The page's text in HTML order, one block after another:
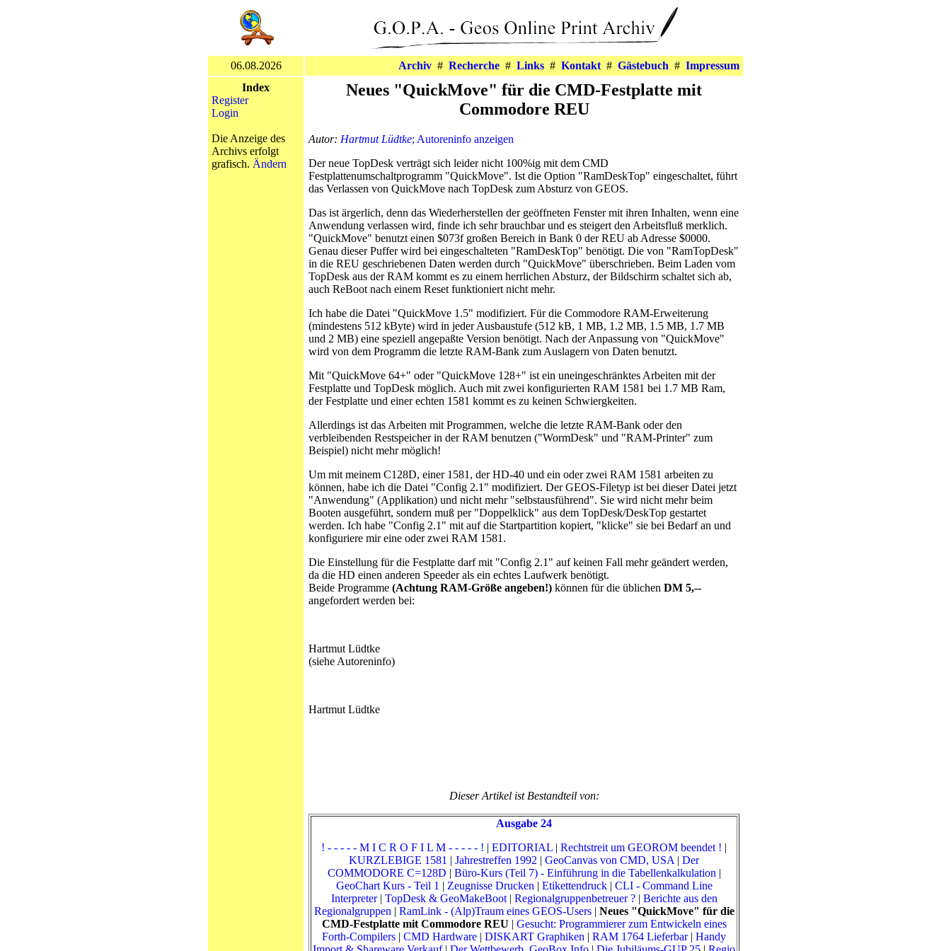
06.08.2026 Archiv # Recherche # Links # Kontakt # Gästebuch # Impressum
Index
Register
Login
Die Anzeige des
Archivs erfolgt
grafisch. Ändern
Neues "QuickMove" für die CMD-Festplatte mit
Commodore REU
Autor: Hartmut Lüdtke; Autoreninfo anzeigen
Der neue TopDesk verträgt sich leider nicht 100%ig mit dem CMD
Festplattenumschaltprogramm "QuickMove". Ist die Option "RamDeskTop" eingeschaltet, führt
das Verlassen von QuickMove nach TopDesk zum Absturz von GEOS.
Das ist ärgerlich, denn das Wiederherstellen der geöffneten Fenster mit ihren Inhalten, wenn eine
Anwendung verlassen wird, finde ich sehr brauchbar und es steigert den Arbeitsfluß merklich.
"QuickMove" benutzt einen $073f großen Bereich in Bank 0 der REU ab Adresse $0000.
Genau dieser Puffer wird bei eingeschalteten "RamDeskTop" benötigt. Die von "RamTopDesk"
in die REU geschriebenen Daten werden durch "QuickMove" überschrieben. Beim Laden vom
TopDesk aus der RAM kommt es zu einem herrlichen Absturz, der Bildschirm schaltet sich ab,
auch ReBoot nach einem Reset funktioniert nicht mehr.
Ich habe die Datei "QuickMove 1.5" modifiziert. Für die Commodore RAM-Erweiterung
(mindestens 512 kByte) wird in jeder Ausbaustufe (512 kB, 1 MB, 1.2 MB, 1.5 MB, 1.7 MB
und 2 MB) eine speziell angepaßte Version benötigt. Nach der Anpassung von "QuickMove"
wird von dem Programm die letzte RAM-Bank zum Auslagern von Daten benutzt.
Mit "QuickMove 64+" oder "QuickMove 128+" ist ein uneingeschränktes Arbeiten mit der
Festplatte und TopDesk möglich. Auch mit zwei konfigurierten RAM 1581 bei 1.7 MB Ram,
der Festplatte und einer echten 1581 kommt es zu keinen Schwiergkeiten.
Allerdings ist das Arbeiten mit Programmen, welche die letzte RAM-Bank oder den
verbleibenden Restspeicher in der RAM benutzen ("WormDesk" und "RAM-Printer" zum
Beispiel) nicht mehr möglich!
Um mit meinem C128D, einer 1581, der HD-40 und ein oder zwei RAM 1581 arbeiten zu
können, habe ich die Datei "Config 2.1" modifiziert. Der GEOS-Filetyp ist bei dieser Datei jetzt
"Anwendung" (Applikation) und nicht mehr "selbstausführend". Sie wird nicht mehr beim
Booten ausgeführt, sondern muß per "Doppelklick" aus dem TopDesk/DeskTop gestartet
werden. Ich habe "Config 2.1" mit auf die Startpartition kopiert, "klicke" sie bei Bedarf an und
konfiguriere mir eine oder zwei RAM 1581.
Die Einstellung für die Festplatte darf mit "Config 2.1" auf keinen Fall mehr geändert werden,
da die HD einen anderen Speeder als ein echtes Laufwerk benötigt.
Beide Programme (Achtung RAM-Größe angeben!) können für die üblichen DM 5,--
angefordert werden bei:
Hartmut Lüdtke
(siehe Autoreninfo)
Hartmut Lüdtke
Dieser Artikel ist Bestandteil von:
Ausgabe 24
! - - - - - M I C R O F I L M - - - - - ! | EDITORIAL | Rechtstreit um GEOROM beendet ! |
KURZLEBIGE 1581 | Jahrestreffen 1992 | GeoCanvas von CMD, USA | Der
COMMODORE C=128D | Büro-Kurs (Teil 7) - Einführung in die Tabellenkalkulation |
GeoChart Kurs - Teil 1 | Zeugnisse Drucken | Etikettendruck| CLI - Command Line
Interpreter| TopDesk & GeoMakeBoot| Regionalgruppenbetreuer ?| Berichte aus den
Regionalgruppen | RamLink - (Alp)Traum eines GEOS-Users| Neues "QuickMove" für die
CMD-Festplatte mit Commodore REU | Gesucht: Programmierer zum Entwickeln eines
Forth-Compilers | CMD Hardware | DISKART Graphiken | RAM 1764 Lieferbar| Handy